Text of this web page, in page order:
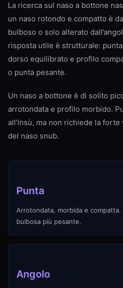
La ricerca sul naso a bottone
un naso rotondo e compatto è
bulboso o solo alterato
risposta utile è strutturale:
dorso equilibrato e profilo
o punta pesante.
Un naso a bottone è di solito
arrotondata e profilo morbido.
all’insù, ma non richiede la
del naso snub.
Punta
Arrotondata, morbida e
bulbosa più pesante.
Angolo